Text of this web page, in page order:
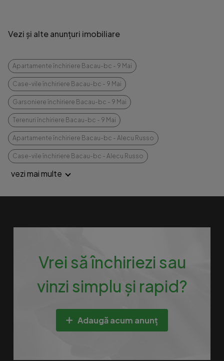
Vezi și alte anunțuri imobiliare
Apartamente închiriere Bacau-bc - 9 Mai
Case-vile închiriere Bacau-bc - 9 Mai
Garsoniere închiriere Bacau-bc - 9 Mai
Terenuri închiriere Bacau-bc - 9 Mai
Apartamente închiriere Bacau-bc - Alecu Russo
Case-vile închiriere Bacau-bc - Alecu Russo
vezi mai multe
Vrei să închiriezi sau
vinzi simplu și rapid?
Adaugă acum anunț